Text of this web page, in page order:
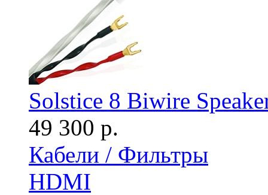
Solstice 8 Biwire
49 300 р.
Кабели / Фильтры
HDMI